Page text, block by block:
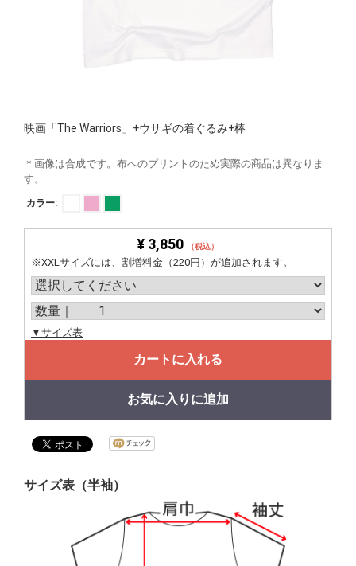
映画「The Warriors」+ウサギの着ぐるみ+棒
＊画像は合成です。布へのプリントのため実際の商品は異なりま
す。
カラー:
¥ 3,850 （税込）
※XXLサイズには、割増料金（220円）が追加されます。
▼サイズ表
カートに入れる
お気に入りに追加
サイズ表（半袖）